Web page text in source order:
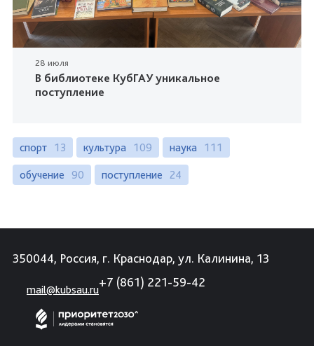
28 июля
В библиотеке КубГАУ уникальное
поступление
спорт 13 культура 109 наука 111
обучение 90 поступление 24
350044, Россия, г. Краснодар, ул. Калинина, 13
mail@kubsau.ru
+7 (861) 221-59-42